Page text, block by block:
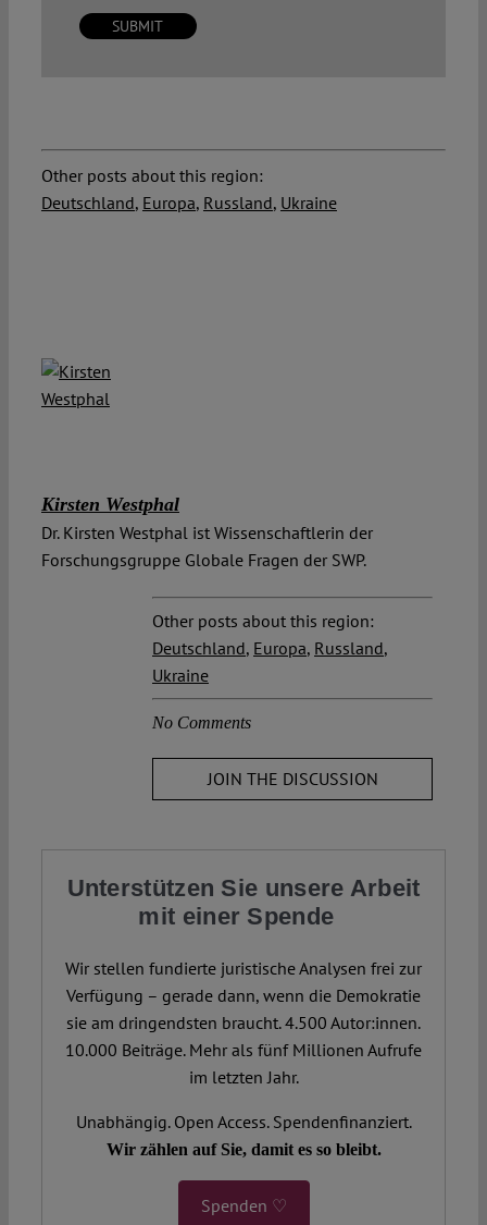
Other posts about this region:
Deutschland, Europa, Russland, Ukraine
Kirsten Westphal
Dr. Kirsten Westphal ist Wissenschaftlerin der
Forschungsgruppe Globale Fragen der SWP.
Other posts about this region:
Deutschland, Europa, Russland,
Ukraine
No Comments
JOIN THE DISCUSSION
Unterstützen Sie unsere Arbeit
mit einer Spende
Wir stellen fundierte juristische Analysen frei zur
Verfügung – gerade dann, wenn die Demokratie
sie am dringendsten braucht. 4.500 Autor:innen.
10.000 Beiträge. Mehr als fünf Millionen Aufrufe
im letzten Jahr.
Unabhängig. Open Access. Spendenfinanziert.
Wir zählen auf Sie, damit es so bleibt.
Spenden ♡